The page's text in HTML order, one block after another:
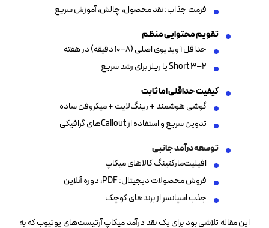
فرمت جذاب: نقد محصول، چالش، آموزش سریع
تقویم محتوایی منظم
حداقل ۱ ویدیوی اصلی (۸–۱۰ دقیقه) در هفته
۲–۳ Short یا ریلز برای رشد سریع
کیفیت حداقلی اما ثابت
گوشی هوشمند + رینگ‌لایت + میکروفن ساده
تدوین سریع و استفاده از Calloutهای گرافیکی
توسعه درآمد جانبی
افیلیت‌مارکتینگ کالاهای میکاپ
فروش محصولات دیجیتال: PDF، دوره آنلاین
جذب اسپانسر از برندهای کوچک
این مقاله تلاشی بود برای یک نقد درآمد میکاپ آرتیست‌های یوتیوب که به